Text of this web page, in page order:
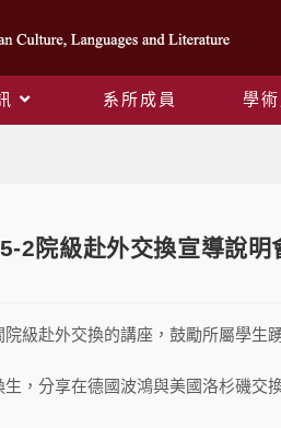
系所成員 學
2院級赴外交換宣導說
級赴外交換的講座，鼓勵所屬學生
，分享在德國波鴻與美國洛杉磯